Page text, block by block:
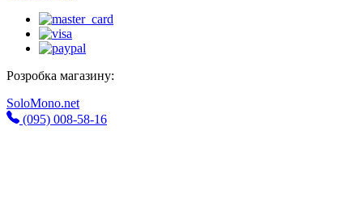
Розробка магазину:
SoloMono.net
(095) 008-58-16